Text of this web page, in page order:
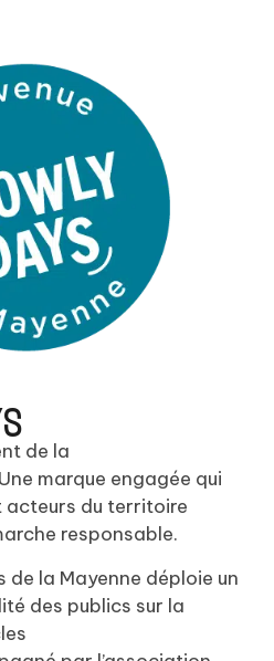
de la
marque engagée qui
acteurs du territoire
responsable.
de la Mayenne déploie un
des publics sur la